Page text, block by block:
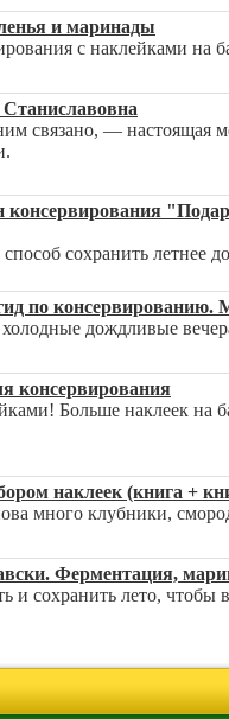
и маринады
с наклейками на
связано, — настоящая
сохранить
по консервированию.
дождливые
консервирования
Больше наклеек на
наклеек (книга +
много клубники,
Ферментация,
и сохранить лето,